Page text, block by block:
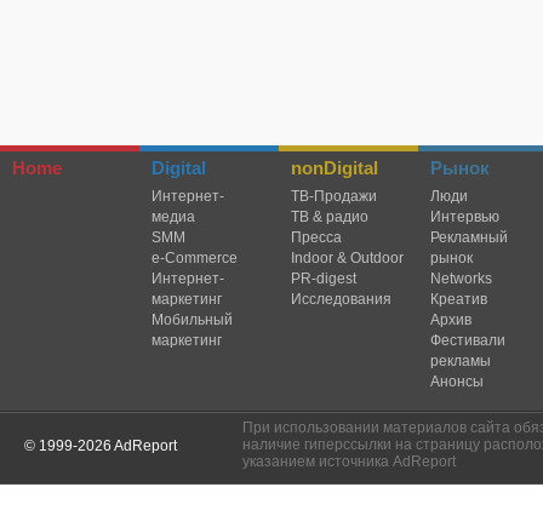
Home Digital
Интернет-
медиа
SMM
e-Commerce
Интернет-
маркетинг
Мобильный
маркетинг
nonDigital
TВ-Продажи
ТВ & радио
Пресса
Indoor & Outdoor
PR-digest
Исследования
Рынок
Люди
Интервью
Рекламный
рынок
Networks
Креатив
Архив
Фестивали
рекламы
Анонсы
© 1999-2026 AdReport
При использовании материалов сайта
наличие гиперссылки на страницу
указанием источника AdReport